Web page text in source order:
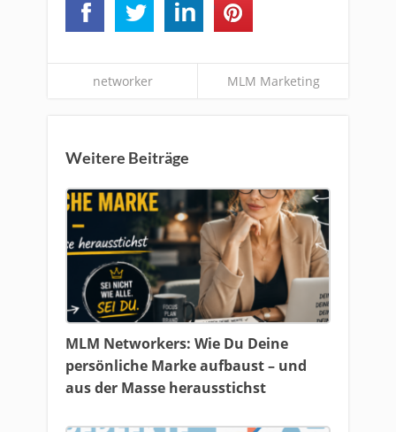
networker MLM Marketing
Weitere Beiträge
MLM Networkers: Wie Du Deine
persönliche Marke aufbaust – und
aus der Masse herausstichst